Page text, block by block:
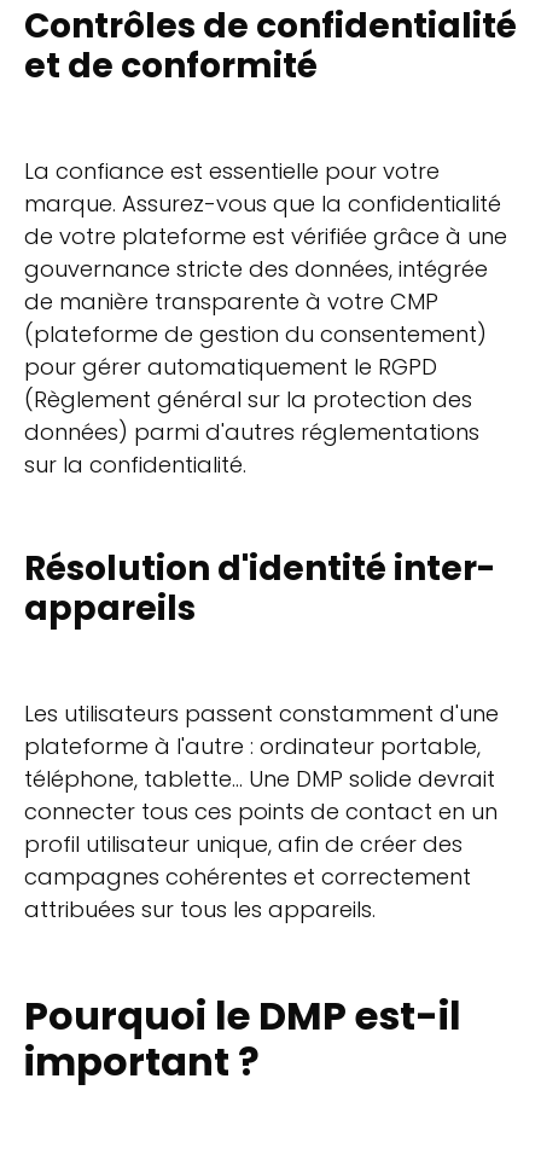
Contrôles de confidentialité
et de conformité
La confiance est essentielle pour votre
marque. Assurez-vous que la confidentialité
de votre plateforme est vérifiée grâce à une
gouvernance stricte des données, intégrée
de manière transparente à votre CMP
(plateforme de gestion du consentement)
pour gérer automatiquement le RGPD
(Règlement général sur la protection des
données) parmi d'autres réglementations
sur la confidentialité.
Résolution d'identité inter-
appareils
Les utilisateurs passent constamment d'une
plateforme à l'autre : ordinateur portable,
téléphone, tablette... Une DMP solide devrait
connecter tous ces points de contact en un
profil utilisateur unique, afin de créer des
campagnes cohérentes et correctement
attribuées sur tous les appareils.
Pourquoi le DMP est-il
important ?